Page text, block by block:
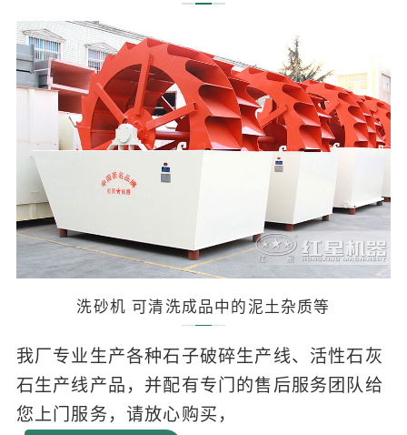
洗砂机 可清洗成品中的泥土杂质等
我厂专业生产各种石子破碎生产线、活性石灰
石生产线产品，并配有专门的售后服务团队给
您上门服务，请放心购买，